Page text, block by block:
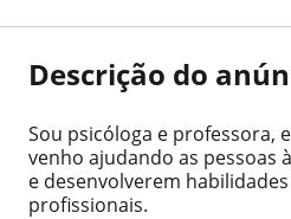
Descrição do
Sou psicóloga e professora,
venho ajudando as pessoas
e desenvolverem
profissionais.